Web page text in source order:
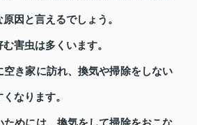
因と言えるでしょう。
害虫は多くいます。
空き家に訪れ、換気や掃除をしない
なります。